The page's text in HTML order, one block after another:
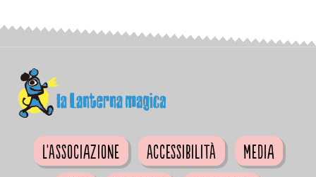
L'Associazione Accessibilità
Media